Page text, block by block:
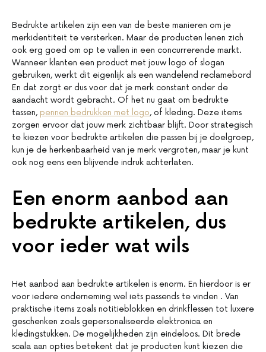
Bedrukte artikelen zijn een van de beste manieren om je
merkidentiteit te versterken. Maar de producten lenen zich
ook erg goed om op te vallen in een concurrerende markt.
Wanneer klanten een product met jouw logo of slogan
gebruiken, werkt dit eigenlijk als een wandelend reclamebord
En dat zorgt er dus voor dat je merk constant onder de
aandacht wordt gebracht. Of het nu gaat om bedrukte
tassen, pennen bedrukken met logo, of kleding. Deze items
zorgen ervoor dat jouw merk zichtbaar blijft. Door strategisch
te kiezen voor bedrukte artikelen die passen bij je doelgroep,
kun je de herkenbaarheid van je merk vergroten, maar je kunt
ook nog eens een blijvende indruk achterlaten.
Een enorm aanbod aan
bedrukte artikelen, dus
voor ieder wat wils
Het aanbod aan bedrukte artikelen is enorm. En hierdoor is er
voor iedere onderneming wel iets passends te vinden . Van
praktische items zoals notitieblokken en drinkflessen tot luxere
geschenken zoals gepersonaliseerde elektronica en
kledingstukken. De mogelijkheden zijn eindeloos. Dit brede
scala aan opties betekent dat je producten kunt kiezen die